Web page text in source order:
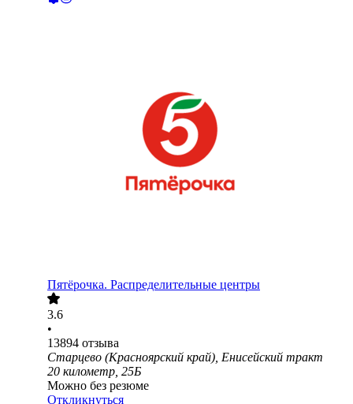
Пятёрочка. Распределительные центры
3.6
•
13894 отзыва
Старцево (Красноярский край), Енисейский тракт
20 километр, 25Б
Можно без резюме
Откликнуться